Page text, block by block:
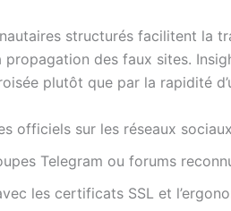
structurés facilitent la
des faux sites.
plutôt que par la rapidité
officiels sur les réseaux
Telegram ou forums
les certificats SSL et